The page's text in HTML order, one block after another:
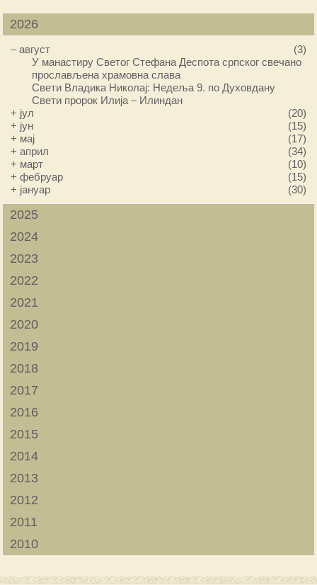
2026
–август
(3)
У манастиру Светог Стефана Деспота српског свечано
прослављена храмовна слава
Свети Владика Николај: Недеља 9. по Духовдану
Свети пророк Илија – Илиндан
+ јул
(20)
+ јун
(15)
+ мај
(17)
+април
(34)
+ март
(10)
+фебруар
(15)
+ јануар (30)
2025
2024
2023
2022
2021
2020
2019
2018
2017
2016
2015
2014
2013
2012
2011
2010